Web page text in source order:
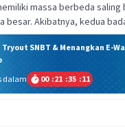
massa berbeda
besar. Akibatnya, kedua
SNBT & Menangkan E-
dalam
00 :21 :35 :11